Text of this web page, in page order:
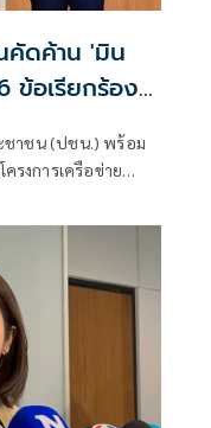
คัดค้าน 'มิน
ข้อเรียกร้อง
ชาชน (ปชน.) พร้อม
รงการเครือข่าย
ทยอย่างเป็นทางการ